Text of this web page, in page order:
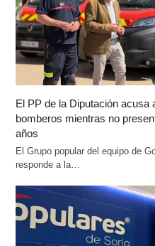
El PP de la Diputación acusa
bomberos mientras no
años
El Grupo popular del equipo de
responde a la…